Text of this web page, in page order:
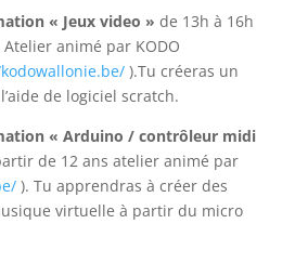
« Jeux video » de 13h à 16h
animé par KODO
).Tu créeras un
de logiciel scratch.
« Arduino / contrôleur midi
de 12 ans atelier animé par
). Tu apprendras à créer des
virtuelle à partir du micro